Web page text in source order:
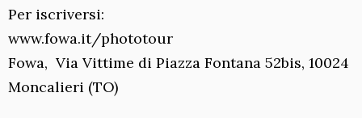
Per iscriversi:
www.fowa.it/phototour
Fowa, Via Vittime di Piazza Fontana 52bis, 10024
Moncalieri (TO)